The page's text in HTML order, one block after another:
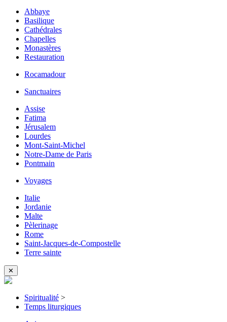
Abbaye
Basilique
Cathédrales
Chapelles
Monastères
Restauration
Rocamadour
Sanctuaires
Assise
Fatima
Jérusalem
Lourdes
Mont-Saint-Michel
Notre-Dame de Paris
Pontmain
Voyages
Italie
Jordanie
Malte
Pèlerinage
Rome
Saint-Jacques-de-Compostelle
Terre sainte
✕
Spiritualité >
Temps liturgiques